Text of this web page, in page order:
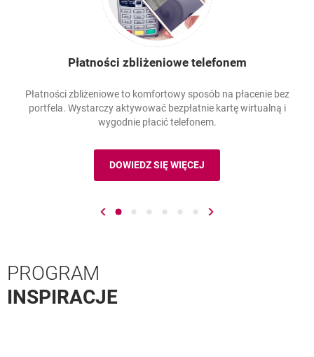
Płatności zbliżeniowe telefonem
Płatności zbliżeniowe to komfortowy sposób na płacenie bez
portfela. Wystarczy aktywować bezpłatnie kartę wirtualną i
wygodnie płacić telefonem.
DOWIEDZ SIĘ WIĘCEJ
Przejdź do poprzedniego slajdu
Przejdź do slajdu numer 1
Przejdź do slajdu numer 2
Przejdź do slajdu numer 3
Przejdź do slajdu numer 4
Przejdź do slajdu numer 5
Przejdź do slajdu
Przejdź do
PROGRAM
INSPIRACJE